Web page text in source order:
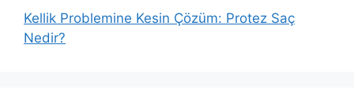
Kellik Problemine Kesin Çözüm: Protez Saç
Nedir?